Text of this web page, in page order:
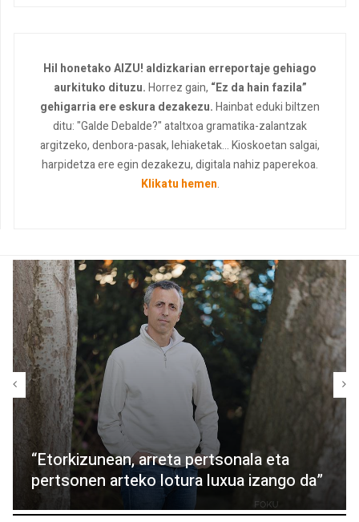
Hil honetako AIZU! aldizkarian erreportaje gehiago
aurkituko dituzu.Horrez gain, “Ez da hain fazila”
gehigarria ere eskura dezakezu.Hainbat eduki biltzen
ditu: "Galde Debalde?" ataltxoa gramatika-zalantzak
argitzeko, denbora-pasak, lehiaketak... Kioskoetan salgai,
harpidetza ere egin dezakezu, digitala nahiz paperekoa.
Klikatu hemen.
“Etorkizunean, arreta pertsonala eta
pertsonen arteko lotura luxua izango da”